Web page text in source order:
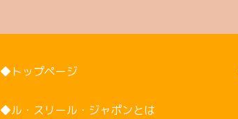
◆トップページ
◆ル・スリール・ジャポンとは